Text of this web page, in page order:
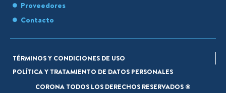
Proveedores
Contacto
TÉRMINOS Y CONDICIONES DE USO
POLÍTICA Y TRATAMIENTO DE DATOS PERSONALES
CORONA TODOS LOS DERECHOS RESERVADOS ®